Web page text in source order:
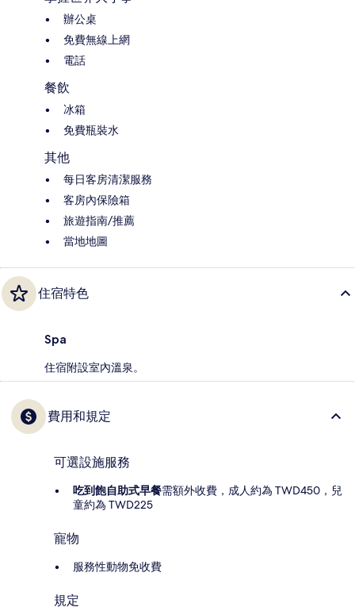
辦公桌
免費無線上網
電話
餐飲
冰箱
免費瓶裝水
其他
每日客房清潔服務
客房內保險箱
旅遊指南/推薦
當地地圖
住宿特色
Spa
住宿附設室內溫泉。
費用和規定
可選設施服務
吃到飽自助式早餐需額外收費，成人約為 TWD450，兒
童約為 TWD225
寵物
服務性動物免收費
規定